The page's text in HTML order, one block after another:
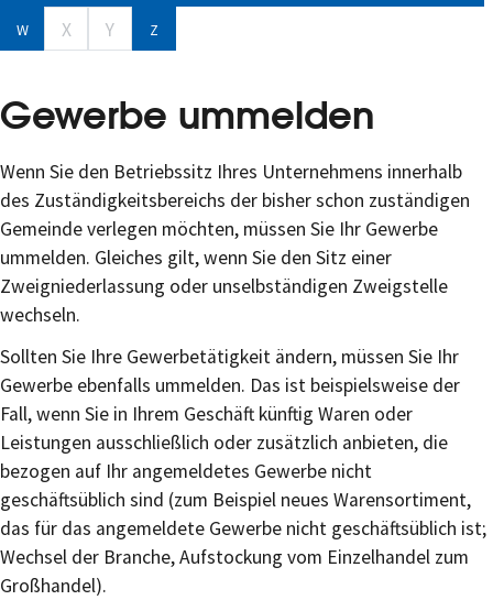
W X Y Z
Gewerbe ummelden
Wenn Sie den Betriebssitz Ihres Unternehmens innerhalb
des Zuständigkeitsbereichs der bisher schon zuständigen
Gemeinde verlegen möchten, müssen Sie Ihr Gewerbe
ummelden. Gleiches gilt, wenn Sie den Sitz einer
Zweigniederlassung oder unselbständigen Zweigstelle
wechseln.
Sollten Sie Ihre Gewerbetätigkeit ändern, müssen Sie Ihr
Gewerbe ebenfalls ummelden. Das ist beispielsweise der
Fall, wenn Sie in Ihrem Geschäft künftig Waren oder
Leistungen ausschließlich oder zusätzlich anbieten, die
bezogen auf Ihr angemeldetes Gewerbe nicht
geschäftsüblich sind (zum Beispiel neues Warensortiment,
das für das angemeldete Gewerbe nicht geschäftsüblich ist;
Wechsel der Branche, Aufstockung vom Einzelhandel zum
Großhandel).